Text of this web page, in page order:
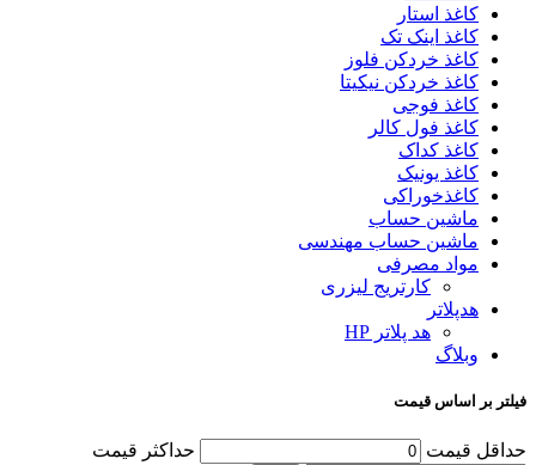
کاغذ استار
کاغذ اینک تک
کاغذ خردکن فلوز
کاغذ خردکن نیکیتا
کاغذ فوجی
کاغذ فول کالر
کاغذ کداک
کاغذ یونیک
کاغذخوراکی
ماشین حساب
ماشین حساب مهندسی
مواد مصرفی
کارتریج لیزری
هدپلاتر
هد پلاتر HP
وبلاگ
فیلتر بر اساس قیمت
حداقل قیمت حداکثر قیمت